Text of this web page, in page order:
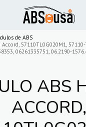
de ABS
57110TL0G020M1,
06261335751, 06.2190-
ABS
ACCORD,